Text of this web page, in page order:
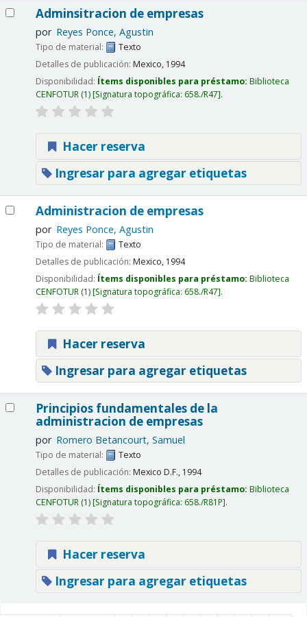
Adminsitracion de empresas
por Reyes Ponce, Agustin
Tipo de material:
Texto
Detalles de publicación: Mexico, 1994
Disponibilidad: Ítems disponibles para préstamo: Biblioteca
CENFOTUR(1) Signatura topográfica: 658./R47 .
Hacer reserva
Ingresar para agregar etiquetas
Administracion de empresas
por Reyes Ponce, Agustin
Tipo de material:
Texto
Detalles de publicación: Mexico, 1994
Disponibilidad: Ítems disponibles para préstamo: Biblioteca
CENFOTUR(1) Signatura topográfica: 658./R47 .
Hacer reserva
Ingresar para agregar etiquetas
Principios fundamentales de la
administracion de empresas
por Romero Betancourt, Samuel
Tipo de material:
Texto
Detalles de publicación: Mexico D.F., 1994
Disponibilidad: Ítems disponibles para préstamo: Biblioteca
CENFOTUR(1) Signatura topográfica: 658./R81P .
Hacer reserva
Ingresar para agregar etiquetas